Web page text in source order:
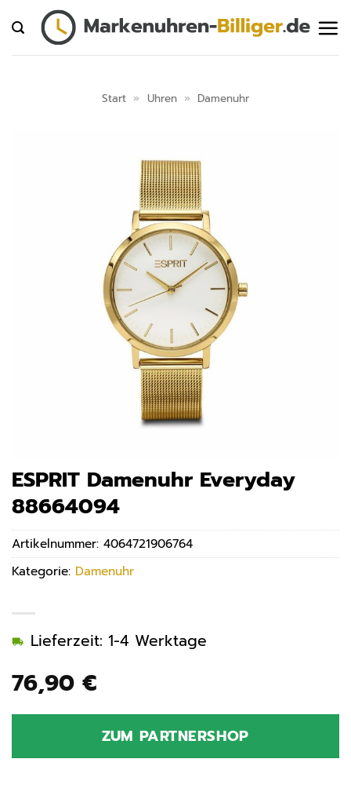
Inhalt
springen
Start » Uhren » Damenuhr
ESPRIT Damenuhr Everyday
88664094
76,90 €
Lieferzeit: 1-4 Werktage
ZUM PARTNERSHOP
Artikelnummer: 4064721906764
Kategorie: Damenuhr